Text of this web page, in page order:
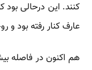
کنند. این درحالی بود
عارف کنار رفته بود و
هم اکنون در فاصله